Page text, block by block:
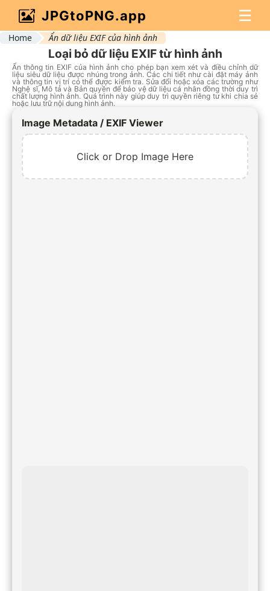
JPGtoPNG.app ☰
Home Ẩn dữ liệu EXIF của hình ảnh
Loại bỏ dữ liệu EXIF từ hình ảnh
Ẩn thông tin EXIF của hình ảnh cho phép bạn xem xét và điều chỉnh dữ
liệu siêu dữ liệu được nhúng trong ảnh. Các chi tiết như cài đặt máy ảnh
và thông tin vị trí có thể được kiểm tra. Sửa đổi hoặc xóa các trường như
Nghệ sĩ, Mô tả và Bản quyền để bảo vệ dữ liệu cá nhân đồng thời duy trì
chất lượng hình ảnh. Quá trình này giúp duy trì quyền riêng tư khi chia sẻ
hoặc lưu trữ nội dung hình ảnh.
Image Metadata / EXIF Viewer
Click or Drop Image Here